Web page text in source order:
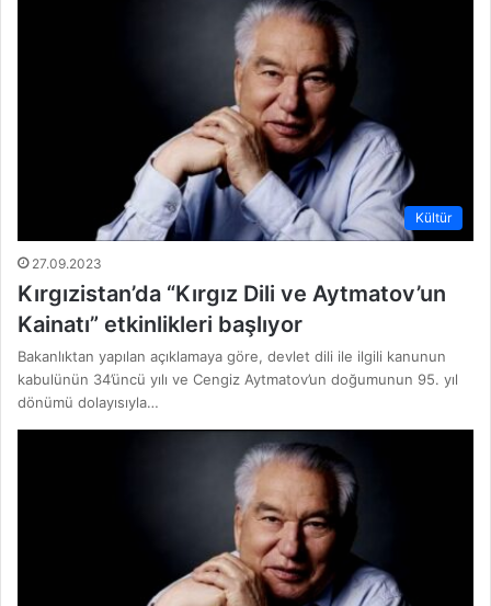
Kültür
27.09.2023
Kırgızistan’da “Kırgız Dili ve Aytmatov’un
Kainatı” etkinlikleri başlıyor
Bakanlıktan yapılan açıklamaya göre, devlet dili ile ilgili kanunun
kabulünün 34’üncü yılı ve Cengiz Aytmatov’un doğumunun 95. yıl
dönümü dolayısıyla…